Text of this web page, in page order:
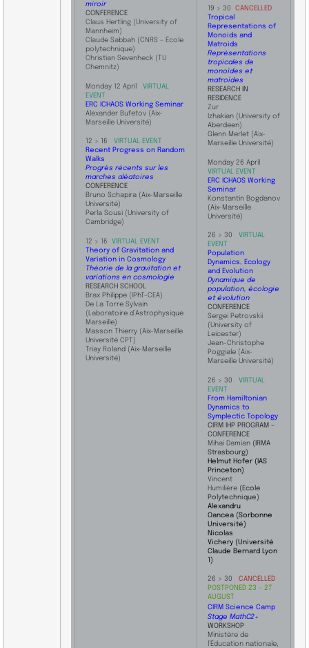
miroir
​​CONFERENCE
Claus Hertling (University of
Mannheim)
Claude Sabbah (CNRS – École
polytechnique)
Christian Sevenheck (TU
Chemnitz)
Monday 12 April VIRTUAL
EVENT
ERC ICHAOS Working Seminar
Alexander Bufetov (Aix-
Marseille Université)
12 > 16 VIRTUAL EVENT
Recent Progress on Random
Walks
Progrès récents sur les
marches aléatoires
CONFERENCE
Bruno Schapira (Aix-Marseille
Université)
Perla Sousi (University of
Cambridge)
​12 > 16 VIRTUAL EVENT
Theory of Gravitation and
Variation in Cosmology
Théorie de la gravitation et
variations en cosmologie
RESEARCH SCHOOL
Brax Philippe (IPhT-CEA)
De La Torre Sylvain
(Laboratoire d’Astrophysique
Marseille)
Masson Thierry (Aix-Marseille
Université CPT)
Triay Roland (Aix-Marseille
Université)
19 > 30 CANCELLED
Tropical
Representations of
Monoids and
Matroids
Représentations
tropicales de
monoïdes et
matroïdes
RESEARCH IN
RESIDENCE
Zur
Izhakian (University of
Aberdeen)
Glenn Merlet (Aix-
Marseille Université)
Monday 26 April
VIRTUAL EVENT
ERC ICHAOS Working
Seminar
Konstantin Bogdanov
(Aix-Marseille
Université)
26 > 30 VIRTUAL
EVENT
Population
Dynamics, Ecology
and Evolution
Dynamique de
population, écologie
et évolution
​​CONFERENCE
Sergei Petrovskii
(University of
Leicester)
Jean-Christophe ​
Poggiale (Aix-
Marseille Université)
26 > 30 VIRTUAL
EVENT
From Hamiltonian
Dynamics to
Symplectic Topology
CIRM IHP PROGRAM –
CONFERENCE
Mihai Damian (IRMA
Strasbourg)
Helmut Hofer (IAS
Princeton)
Vincent
Humilière (Ecole
Polytechnique)
Alexandru
Oancea (Sorbonne
Université)
Nicolas
Vichery (Université
Claude Bernard Lyon
1)
26 > 30 CANCELLED
POSTPONED 23 – 27
AUGUST
CIRM Science Camp
Stage MathC2+
WORKSHOP
Ministère de
l’Éducation nationale,